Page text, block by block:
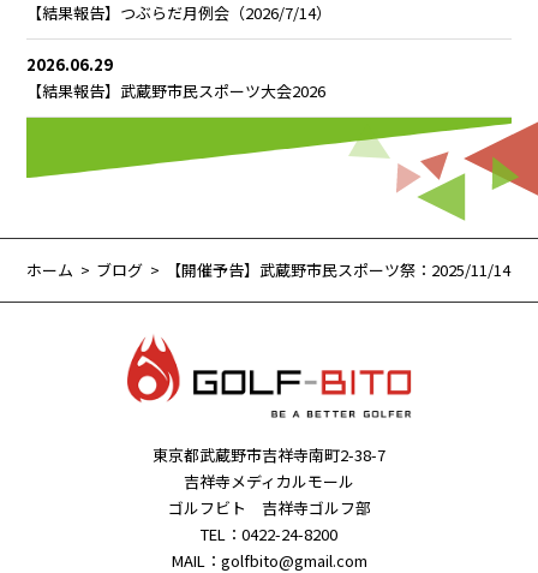
【結果報告】つぶらだ月例会（2026/7/14）
2026.06.29
【結果報告】武蔵野市民スポーツ大会2026
ホーム ブログ 【開催予告】武蔵野市民スポーツ祭：2025/11/14（
東京都武蔵野市吉祥寺南町2-38-7
吉祥寺メディカルモール
ゴルフビト 吉祥寺ゴルフ部
TEL：0422-24-8200
MAIL：golfbito@gmail.com